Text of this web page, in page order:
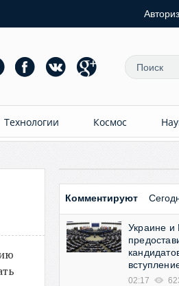
Технологии Космос
Комментируют
Украине и
02:17